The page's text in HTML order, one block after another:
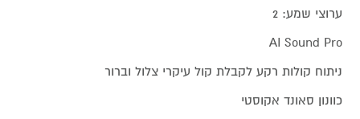
ערוצי שמע: 2
AI Sound Pro
ניתוח קולות רקע לקבלת קול עיקרי צלול וברור
כוונון סאונד אקוסטי